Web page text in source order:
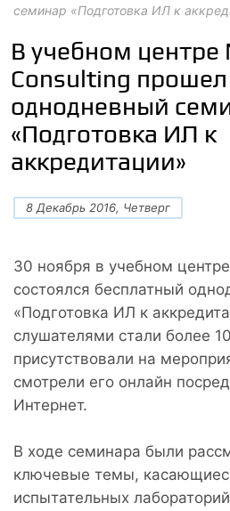
семинар «Подготовка ИЛ к
В учебном центре
Consulting
однодневный
«Подготовка ИЛ к
аккредитации»
8 Декабрь 2016, Четверг
30 ноября в учебном
состоялся бесплатный
«Подготовка ИЛ к
слушателями стали более
присутствовали на
смотрели его онлайн
Интернет.
В ходе семинара были
ключевые темы,
испытательных